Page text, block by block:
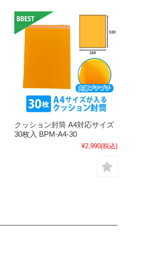
クッション封筒 A4対応サイズ
30枚入 BPM-A4-30
¥2,990(税込)